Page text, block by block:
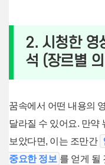
2. 시청한 영
석 (장르별
꿈속에서 어떤 내용의
달라질 수 있어요. 만약
보았다면, 이는 조만간
중요한 정보 를 얻게 될